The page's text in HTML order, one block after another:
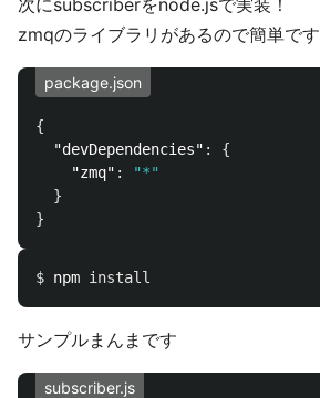
次にsubscriberをnode.jsで実装！
zmqのライブラリがあるので簡単です
package.json
{
"devDependencies" :
{
"zmq" :
"*"
}
}
$ npm install
サンプルまんまです
subscriber.js